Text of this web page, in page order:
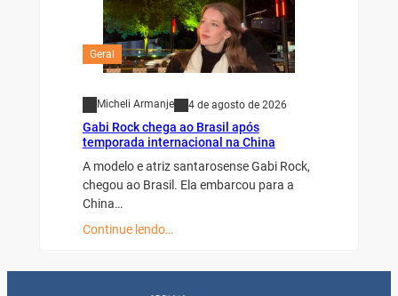
Geral
Micheli Armanje 4 de agosto de 2026
Gabi Rock chega ao Brasil após
temporada internacional na China
A modelo e atriz santarosense Gabi Rock,
chegou ao Brasil. Ela embarcou para a
China…
Continue lendo…